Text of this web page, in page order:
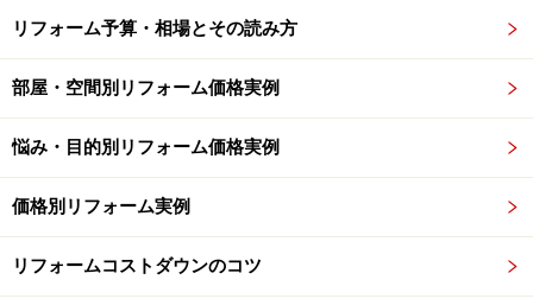
室・廊下との段差が発生しないよう床高さを調整した方
です。一般的に和室壁では、柱が見えるような壁の仕上
げ（真壁）になっています。洋室では柱を見せない壁仕
上げ（大壁）の方が違和感がありませんが、予算に合わ
せて工事業者と打ち合わせながらリフォーム計画を立て
ていきましょう。
リフォーム予算・相場とその読み方
部屋・空間別リフォーム価格実例
悩み・目的別リフォーム価格実例
価格別リフォーム実例
リフォームコストダウンのコツ